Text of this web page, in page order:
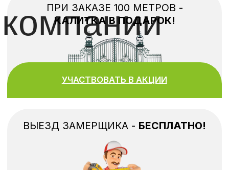
ЗАБОРЫ ИЗ ДЕРЕВА
ЗАБОРЫ ИЗ СЕТКИ РАБИЦЫ
ЗАБОРЫ ИЗ ЕВРОШТАКЕТНИКА
от 4500₽